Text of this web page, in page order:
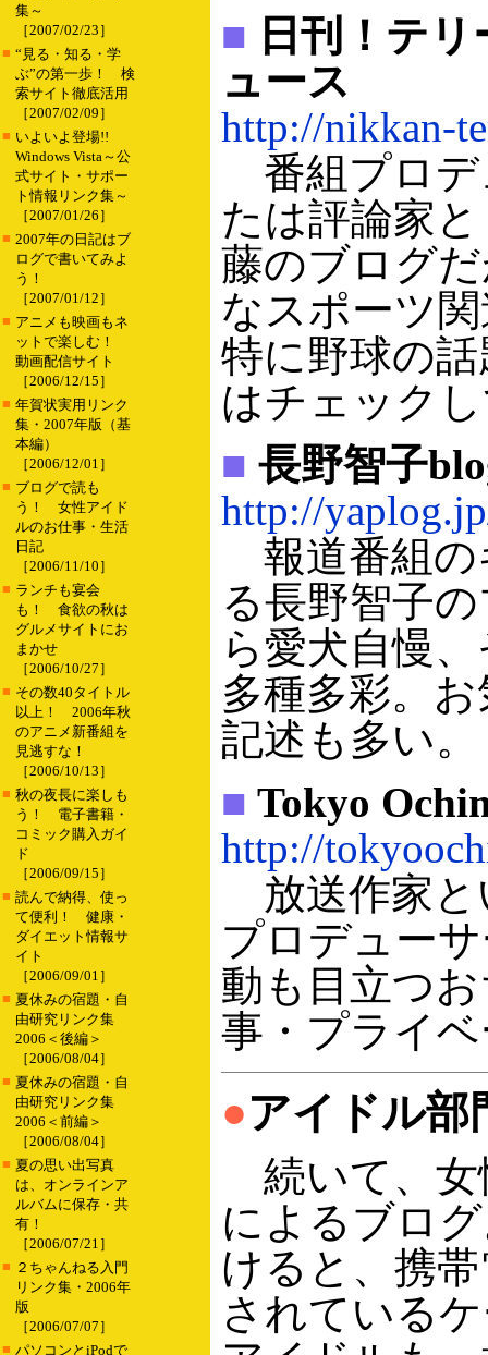
集～
［2007/02/23］
■ “見る・知る・学
ぶ”の第一歩！ 検
索サイト徹底活用
［2007/02/09］
■ いよいよ登場!!
Windows Vista～公
式サイト・サポー
ト情報リンク集～
［2007/01/26］
■ 2007年の日記はブ
ログで書いてみよ
う！
［2007/01/12］
■ アニメも映画もネ
ットで楽しむ！
動画配信サイト
［2006/12/15］
■ 年賀状実用リンク
集・2007年版（基
本編）
［2006/12/01］
■ ブログで読も
う！ 女性アイド
ルのお仕事・生活
日記
［2006/11/10］
■ ランチも宴会
も！ 食欲の秋は
グルメサイトにお
まかせ
［2006/10/27］
■ その数40タイトル
以上！ 2006年秋
のアニメ新番組を
見逃すな！
［2006/10/13］
■ 秋の夜長に楽しも
う！ 電子書籍・
コミック購入ガイ
ド
［2006/09/15］
■ 読んで納得、使っ
て便利！ 健康・
ダイエット情報サ
イト
［2006/09/01］
■ 夏休みの宿題・自
由研究リンク集
2006＜後編＞
［2006/08/04］
■ 夏休みの宿題・自
由研究リンク集
2006＜前編＞
［2006/08/04］
■ 夏の思い出写真
は、オンラインア
ルバムに保存・共
有！
［2006/07/21］
■ ２ちゃんねる入門
リンク集・2006年
版
［2006/07/07］
■ パソコンとiPodで
■ 日刊！テ
ュース
http://nikkan-
番組プロデ
たは評論家
藤のブログ
なスポーツ
特に野球の
はチェック
■ 長野智子
http://
報道番組の
る長野智子
ら愛犬自慢
多種多彩。
記述も多い。
■ Tokyo
http://
放送作家と
プロデュー
動も目立つ
事・プライ
●アイドル部
続いて、女
によるブロ
けると、携
されている